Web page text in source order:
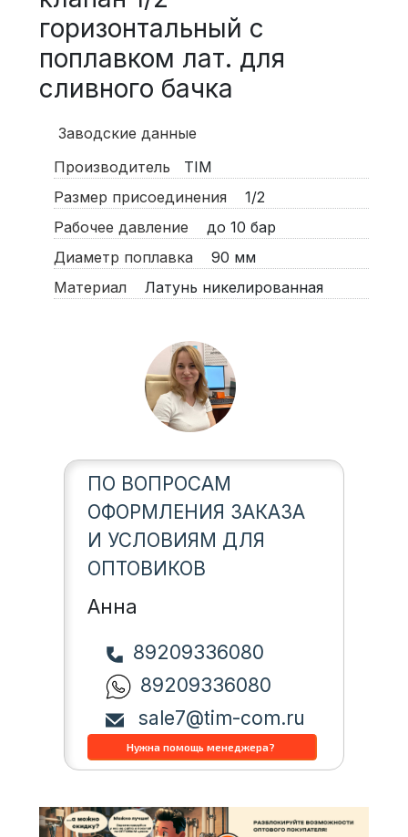
горизонтальный с
поплавком лат. для
сливного бачка
Заводские данные
Производитель
TIM
Размер присоединения
1/2
Рабочее давление
до 10 бар
Диаметр поплавка
90 мм
Материал
Латунь никелированная
ПО ВОПРОСАМ
ОФОРМЛЕНИЯ ЗАКАЗА
И УСЛОВИЯМ ДЛЯ
ОПТОВИКОВ
Анна
89209336080
89209336080
sale7@tim-com.ru